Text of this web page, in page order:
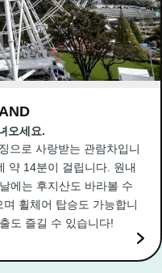
오세요.
으로 사랑받는 관람차입니
약 14분이 걸립니다. 원내
에는 후지산도 바라볼 수
휠체어 탑승도 가능합니
도 즐길 수 있습니다!